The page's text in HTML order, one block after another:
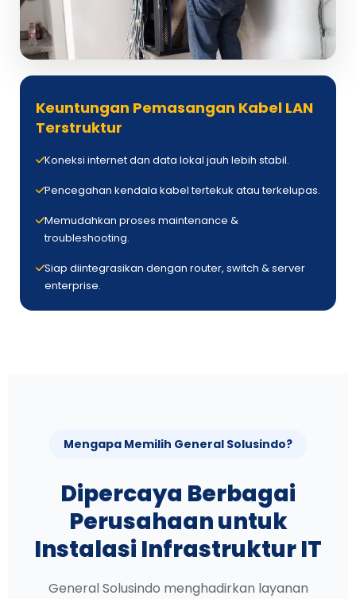
Keuntungan Pemasangan Kabel LAN
Terstruktur
Koneksi internet dan data lokal jauh lebih stabil.
Pencegahan kendala kabel tertekuk atau terkelupas.
Memudahkan proses maintenance &
troubleshooting.
Siap diintegrasikan dengan router, switch & server
enterprise.
Mengapa Memilih General Solusindo?
Dipercaya Berbagai
Perusahaan untuk
Instalasi Infrastruktur IT
General Solusindo menghadirkan layanan